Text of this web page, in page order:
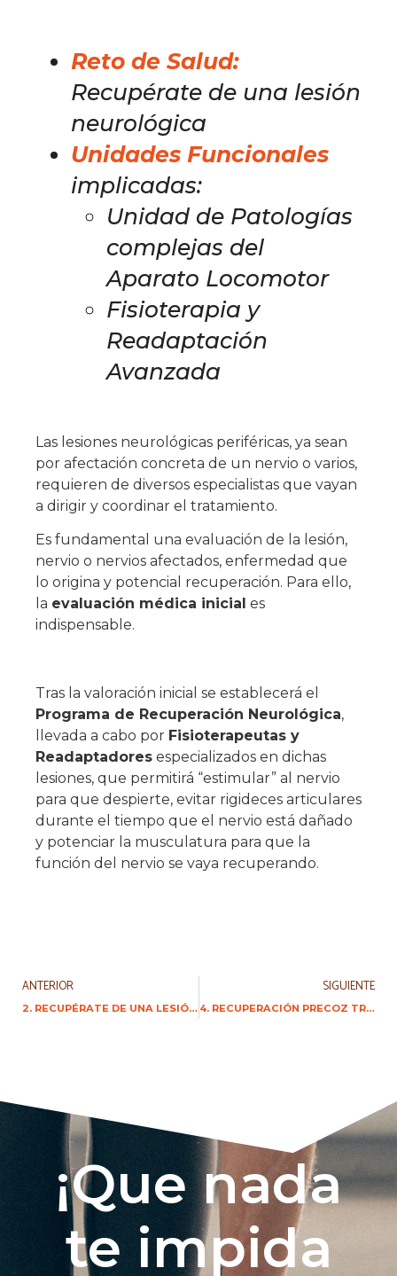
Reto de Salud:
Recupérate de una lesión
neurológica
Unidades Funcionales
implicadas:
Unidad de Patologías
complejas del
Aparato Locomotor
Fisioterapia y
Readaptación
Avanzada
Las lesiones neurológicas periféricas, ya sean
por afectación concreta de un nervio o varios,
requieren de diversos especialistas que vayan
a dirigir y coordinar el tratamiento.
Es fundamental una evaluación de la lesión,
nervio o nervios afectados, enfermedad que
lo origina y potencial recuperación. Para ello,
la evaluación médica inicial es
indispensable.
Tras la valoración inicial se establecerá el
Programa de Recuperación Neurológica,
llevada a cabo por Fisioterapeutas y
Readaptadores especializados en dichas
lesiones, que permitirá “estimular” al nervio
para que despierte, evitar rigideces articulares
durante el tiempo que el nervio está dañado
y potenciar la musculatura para que la
función del nervio se vaya recuperando.
ANTERIOR
2. RECUPÉRATE DE UNA LESIÓN ARTICULAR
SIGUIENTE
4. RECUPERACIÓN PRECOZ TRAS INTERVENCIÓN QUIRÚRGICA
¡Que nada
te impida